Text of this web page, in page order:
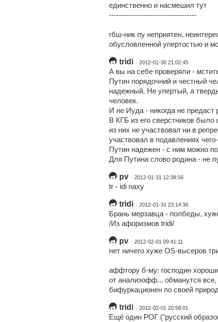
единственно и насмешил тут
------------------------------------
гбш-ник пу неприятен,
обусловленной упертостью и
tridi · 2012-01-30 21:02:45
А вы на себе проверяли -
Путин порядочний и честный
надежный. Не упертый, а
человек.
И не Иуда - никогда не предаст
В КГБ из его сверстников
из них не участвовал ни в
участвовал в подавлениях
Путин надежен - с ним можно
Для Путина слово родина - не
pv · 2012-01-31 12:38:56
tr - idi naxy
tridi · 2012-01-31 23:14:36
Брань мерзавца - полбеды,
/Из афоризмов tridi/
pv · 2012-02-01 09:41:11
нет ничего хуже OS-высеров
аффтору б-му: господин
от анализофф... обманутся все,
бифуркационен по своей
tridi · 2012-02-01 20:58:01
Ещё один РОГ ("русский